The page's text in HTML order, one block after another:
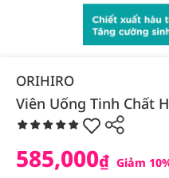
ORIHIRO
Viên Uống Tinh Chất
585,000₫ Giảm